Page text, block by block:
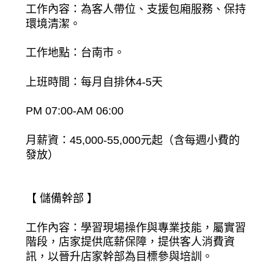
工作內容：為客人帶位、支援包廂服務、保持
環境清潔。
工作地點：台南市。
上班時間：每月自排休4-5天
PM 07:00-AM 06:00
月薪資：45,000-55,000元起（含每週小費的
發放）
【 儲備幹部 】
工作內容：學習現場操作與專業技能，屬實習
階段，店家提供底薪保障，提供客人消費資
訊，以晉升店家幹部為目標參與培訓。